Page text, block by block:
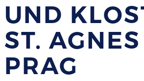
UND
ST.
PRAG